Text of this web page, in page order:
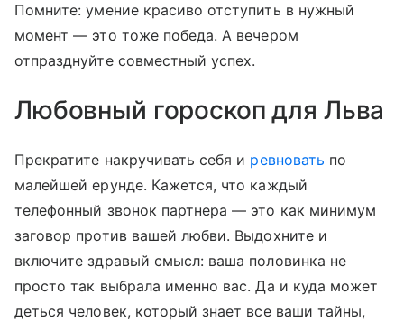
Помните: умение красиво отступить в нужный
момент — это тоже победа. А вечером
отпразднуйте совместный успех.
Любовный гороскоп для Льва
Прекратите накручивать себя и ревновать по
малейшей ерунде. Кажется, что каждый
телефонный звонок партнера — это как минимум
заговор против вашей любви. Выдохните и
включите здравый смысл: ваша половинка не
просто так выбрала именно вас. Да и куда может
деться человек, который знает все ваши тайны,